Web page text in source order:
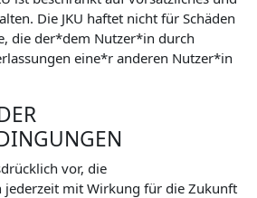
Die JKU haftet nicht für Schäden
die der*dem Nutzer*in durch
eine*r anderen Nutzer*in
vor, die
jederzeit mit Wirkung für die Zukunft